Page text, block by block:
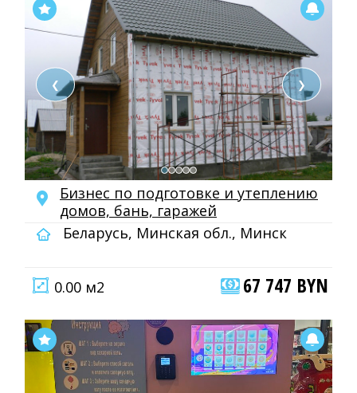
❮ ❯
Бизнec пo подготовке и утеплению
домов, бань, гаражей
Беларусь, Минская обл., Минск
0.00 м2 67 747 BYN